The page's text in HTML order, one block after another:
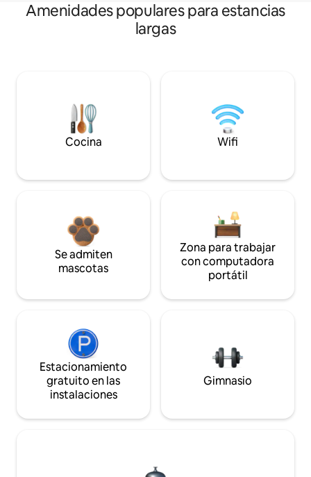
Amenidades populares para estancias
largas
Cocina Wifi
Se admiten
mascotas
Zona para trabajar
con computadora
portátil
Estacionamiento
gratuito en las
instalaciones
Gimnasio